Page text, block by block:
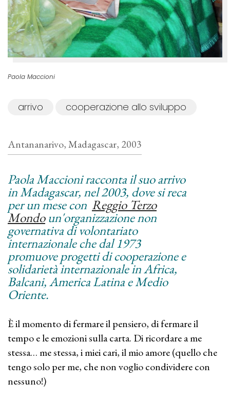
Paola Maccioni
arrivo cooperazione allo sviluppo
Antananarivo, Madagascar, 2003
Paola Maccioni racconta il suo arrivo
in Madagascar, nel 2003, dove si reca
per un mese con Reggio Terzo
Mondoun'organizzazione non
governativa di volontariato
internazionale che dal 1973
promuove progetti di cooperazione e
solidarietà internazionale in Africa,
Balcani, America Latina e Medio
Oriente.
È il momento di fermare il pensiero, di fermare il
tempo e le emozioni sulla carta. Di ricordare a me
stessa… me stessa, i miei cari, il mio amore (quello che
tengo solo per me, che non voglio condividere con
nessuno!)